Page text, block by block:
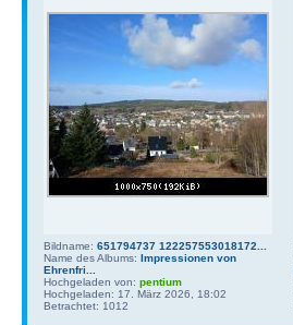
Bildname: 651794737 122257553018172...
Name des Albums: Impressionen von
Ehrenfri...
Hochgeladen von: pentium
Hochgeladen: 17. März 2026, 18:02
Betrachtet: 1012